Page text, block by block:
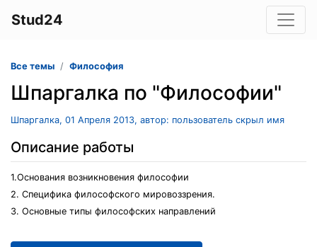
Stud24
Все темы Философия
Шпаргалка по "Философии"
Шпаргалка, 01 Апреля 2013, автор: пользователь скрыл имя
Описание работы
1.Основания возникновения философии
2. Специфика философского мировоззрения.
3. Основные типы философских направлений